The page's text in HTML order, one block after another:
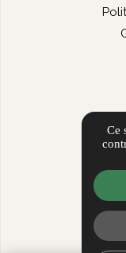
Ce